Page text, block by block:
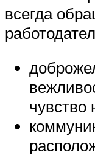
всегда